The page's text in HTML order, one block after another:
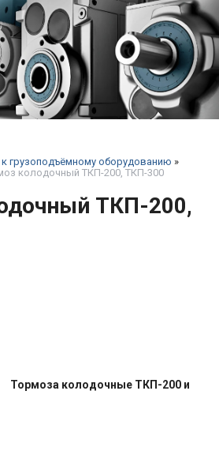
грузоподъёмному оборудованию »
колодочный ТКП-200, ТКП-300
ТКП-200,
Тормоза колодочные ТКП-200 и